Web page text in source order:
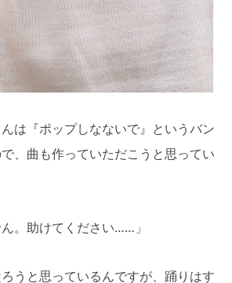
は『ポップしなないで』というバン
、曲も作っていただこうと思ってい
。助けてください……」
うと思っているんですが、踊りはす